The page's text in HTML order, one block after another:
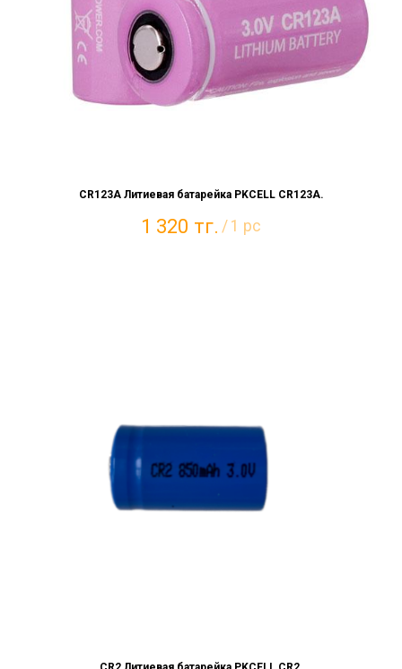
CR123A Литиевая батарейка PKCELL CR123A.
1 320 тг. / 1 pc